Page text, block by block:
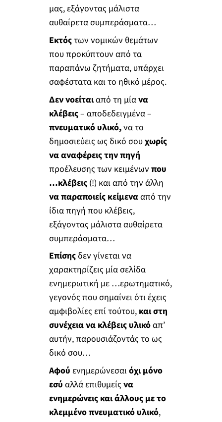
μας, εξάγοντας μάλιστα
αυθαίρετα συμπεράσματα…
Εκτόςτων νομικών θεμάτων
που προκύπτουν από τα
παραπάνω ζητήματα, υπάρχει
σαφέστατα και το ηθικό μέρος.
Δεν νοείταιαπό τη μίανα
κλέβεις– αποδεδειγμένα –
πνευματικό υλικό,να το
δημοσιεύεις ως δικό σουχωρίς
να αναφέρεις την πηγή
προέλευσης των κειμένων που
…κλέβεις(!) και από την άλλη
να παραποιείς κείμενααπό την
ίδια πηγή που κλέβεις,
εξάγοντας μάλιστα αυθαίρετα
συμπεράσματα…
Επίσης δεν γίνεται να
χαρακτηρίζεις μία σελίδα
ενημερωτική με …ερωτηματικό,
γεγονός που σημαίνει ότι έχεις
αμφιβολίες επί τούτου, και στη
συνέχεια να κλέβεις υλικόαπ’
αυτήν, παρουσιάζοντάς το ως
δικό σου…
Αφού ενημερώνεσαιόχι μόνο
εσύ αλλά επιθυμείς να
ενημερώνεις και άλλους με το
κλεμμένο πνευματικό υλικό,